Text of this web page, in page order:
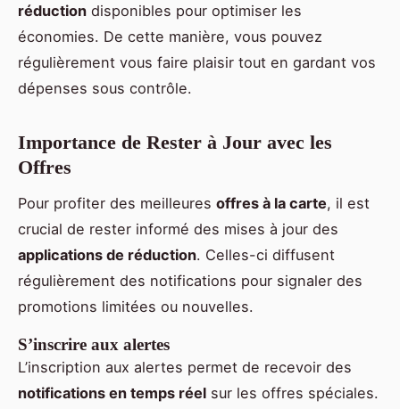
réduction disponibles pour optimiser les
économies. De cette manière, vous pouvez
régulièrement vous faire plaisir tout en gardant vos
dépenses sous contrôle.
Importance de Rester à Jour avec les
Offres
Pour profiter des meilleures offres à la carte, il est
crucial de rester informé des mises à jour des
applications de réduction. Celles-ci diffusent
régulièrement des notifications pour signaler des
promotions limitées ou nouvelles.
S’inscrire aux alertes
L’inscription aux alertes permet de recevoir des
notifications en temps réel sur les offres spéciales.